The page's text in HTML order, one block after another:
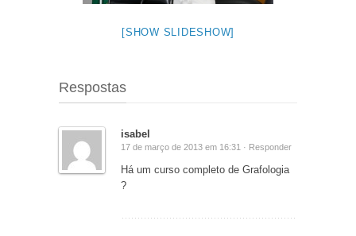
[SHOW SLIDESHOW]
Respostas
isabel
17 de março de 2013 em 16:31 · Responder
Há um curso completo de Grafologia
?